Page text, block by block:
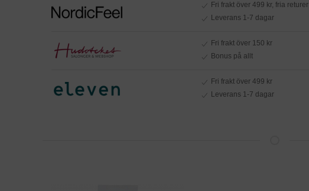
Fri frakt över 499 kr, fria returer
Leverans 1-7 dagar
Fri frakt över 150 kr
Bonus på allt
Fri frakt över 499 kr
Leverans 1-7 dagar